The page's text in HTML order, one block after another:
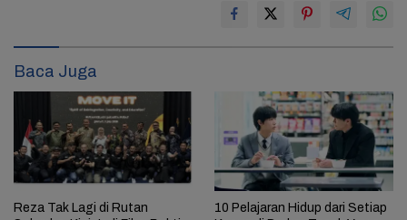
Baca Juga
Reza Tak Lagi di Rutan
10 Pelajaran Hidup dari Setiap